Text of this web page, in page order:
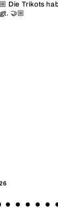
Die Trikots
🤝🏼